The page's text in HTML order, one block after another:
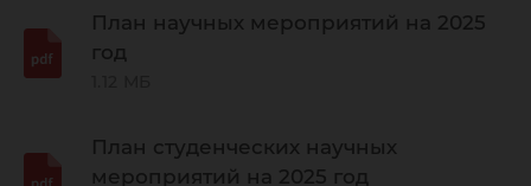
План научных мероприятий на 2025
год
План студенческих научных
мероприятий на 2025 год